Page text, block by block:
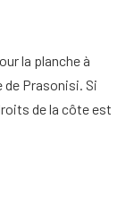
la planche à
Prasonisi. Si
de la côte est